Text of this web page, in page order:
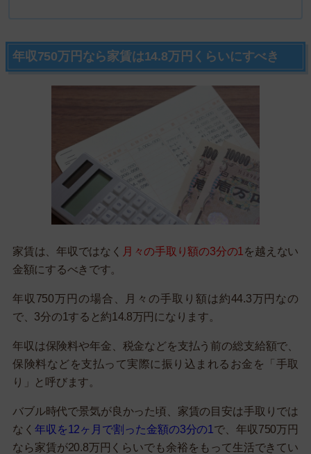
年収750万円なら家賃は14.8万円くらいにすべき
家賃は、年収ではなく 月々の手取り額の3分の1 を越えない
金額にするべきです。
年収750万円の場合、月々の手取り額は約44.3万円なの
で、3分の1すると約14.8万円になります。
年収は保険料や年金、税金などを支払う前の総支給額で、
保険料などを支払って実際に振り込まれるお金を「手取
り」と呼びます。
バブル時代で景気が良かった頃、家賃の目安は手取りでは
なく 年収を12ヶ月で割った金額の3分の1 で、年収750万円
なら家賃が20.8万円くらいでも余裕をもって生活できてい